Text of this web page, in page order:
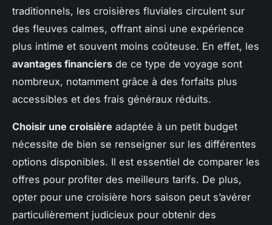
traditionnels, les croisières fluviales circulent sur
des fleuves calmes, offrant ainsi une expérience
plus intime et souvent moins coûteuse. En effet, les
avantages financiers de ce type de voyage sont
nombreux, notamment grâce à des forfaits plus
accessibles et des frais généraux réduits.
Choisir une croisière adaptée à un petit budget
nécessite de bien se renseigner sur les différentes
options disponibles. Il est essentiel de comparer les
offres pour profiter des meilleurs tarifs. De plus,
opter pour une croisière hors saison peut s’avérer
particulièrement judicieux pour obtenir des